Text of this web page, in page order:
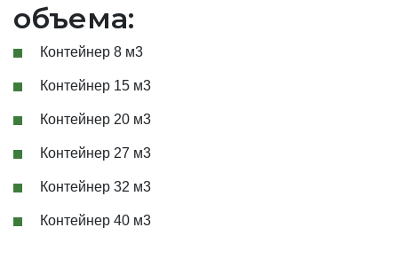
объема:
Контейнер 8 м3
Контейнер 15 м3
Контейнер 20 м3
Контейнер 27 м3
Контейнер 32 м3
Контейнер 40 м3